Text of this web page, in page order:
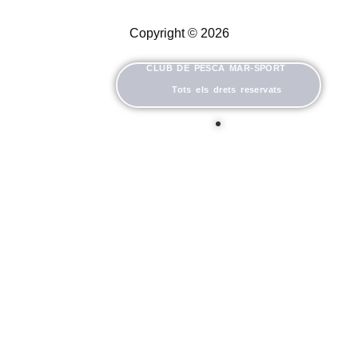
Copyright © 2026
CLUB DE PESCA MAR-SPORT
Tots els drets reservats